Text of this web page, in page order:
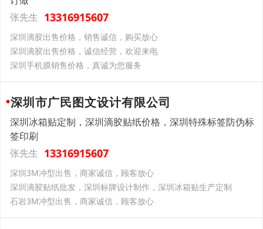
张先生 13316915607
深圳滴胶出售价格，销售诚信，购买放心
深圳滴胶出售价格，诚信经营，欢迎来电
深圳手机膜销售价格，真诚为您服务
深圳市广民图文设计有限公司
深圳冰箱贴定制，深圳滴胶贴纸价格，深圳特殊标签防伪标
签印刷
张先生 13316915607
深圳3M冲型出售，商家诚信，顾客放心
深圳滴胶贴纸批发，深圳标牌设计制作，深圳冰箱贴生产定制
石岩3M冲型出售，商家诚信，顾客放心